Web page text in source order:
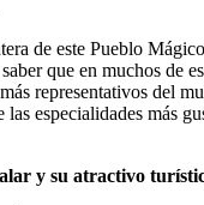
de este Pueblo
que en muchos de
representativos del
las especialidades más
y su atractivo